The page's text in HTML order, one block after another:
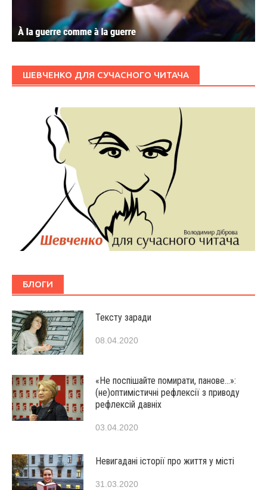
ШЕВЧЕНКО ДЛЯ СУЧАСНОГО ЧИТАЧА
БЛОГИ
Тексту заради
08.04.2020
«Не поспішайте помирати, панове…»:
(не)оптимістичні рефлексії з приводу
рефлексій давніх
03.04.2020
Невигадані історії про життя у місті
31.03.2020